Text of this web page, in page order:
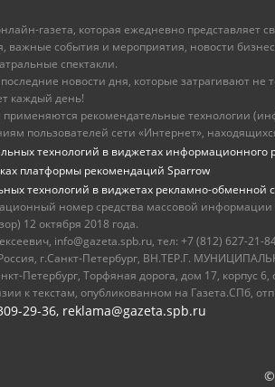
газета, которая ежедневно представляет
события и мероприятия, новости
спектакли.
новости дня, которые затрагивают
каждый день!
рекомендательные технологии
пользователей сети «Интернет»,
технологий в виджетах информационного
платформы рекомендаций Sparrow
технологий в виджетах рекламно-обменной
номер средства массовой
12 октября 2018 года.
info@gazeta.spb.ru, тел: +7 (812) 627-
г.Санкт-Петербург, ВН.ТЕР.Г.
Петербург, Торфяная дорога, дом 17, корпус
к текстам, опубликованном на Газета.СПб,
29-36, reklama@gazeta.spb.ru
©